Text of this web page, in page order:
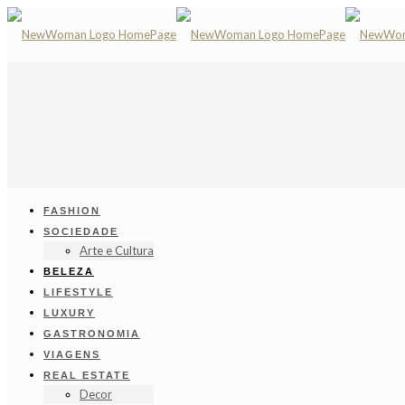
FASHION
SOCIEDADE
Arte e Cultura
BELEZA
LIFESTYLE
LUXURY
GASTRONOMIA
VIAGENS
REAL ESTATE
Decor